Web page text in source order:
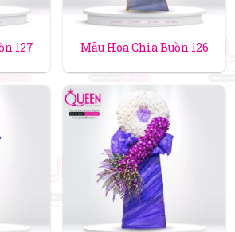
127 Mẫu Hoa Chia Buồn 126